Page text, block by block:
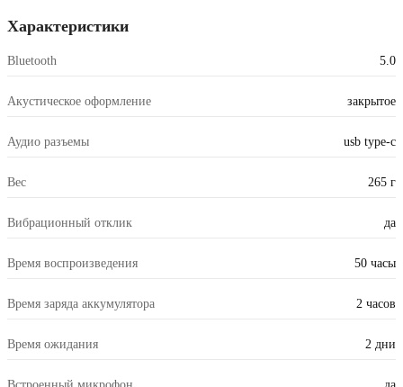
Характеристики
Bluetooth 5.0
Акустическое оформление закрытое
Аудио разъемы usb type-c
Вес 265 г
Вибрационный отклик да
Время воспроизведения 50 часы
Время заряда аккумулятора 2 часов
Время ожидания 2 дни